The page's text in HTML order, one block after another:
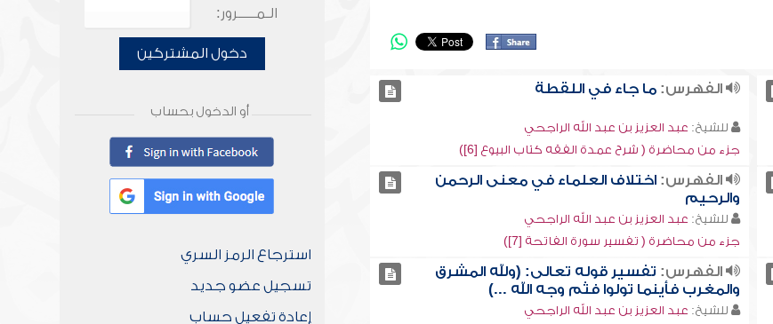
الفهرس: ما جاء في اللقطة
للشيخ: عبد العزيز بن عبد الله الراجحي
جزء من محاضرة ( شرح عمدة الفقه كتاب البيوع [6])
الفهرس: اختلاف العلماء في معنى الرحمن
والرحيم
للشيخ: عبد العزيز بن عبد الله الراجحي
جزء من محاضرة ( تفسير سورة الفاتحة [7])
الفهرس: تفسير قوله تعالى: (ولله المشرق
والمغرب فأينما تولوا فثم وجه الله ...)
للشيخ: عبد العزيز بن عبد الله الراجحي
الـمـــــرور:
دخول المشتركين
أو الدخول بحساب
استرجاع الرمز السري
تسجيل عضو جديد
إعادة تفعيل حساب